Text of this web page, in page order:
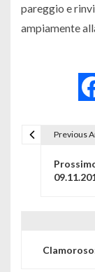
pareggio e
ampiamente
Previous